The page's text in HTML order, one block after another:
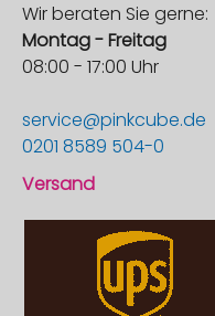
Wir beraten Sie gerne:
Montag - Freitag
08:00 - 17:00 Uhr
service@pinkcube.de
0201 8589 504-0
Versand